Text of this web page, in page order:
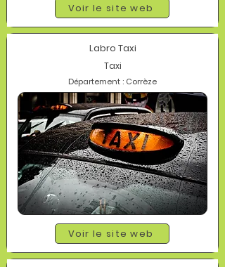
Voir le site web
Labro Taxi
Taxi
Département : Corrèze
Voir le site web